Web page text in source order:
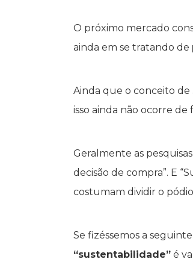
O próximo mercado
ainda em se tratando de
Ainda que o conceito
isso ainda não ocorre de
Geralmente as
decisão de compra”. E
costumam dividir o
Se fizéssemos a
“sustentabilidade” é